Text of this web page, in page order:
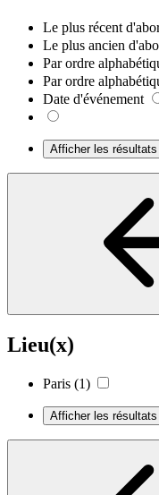
Le plus récent
Le plus ancien
Par ordre
Par ordre
Date d'événement
Afficher les résultats
Lieu(x)
Paris (1)
Afficher les résultats